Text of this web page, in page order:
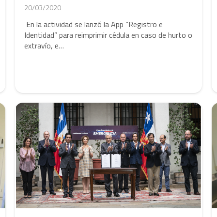
20/03/2020
En la actividad se lanzó la App “Registro e
Identidad” para reimprimir cédula en caso de hurto o
extravío, e…